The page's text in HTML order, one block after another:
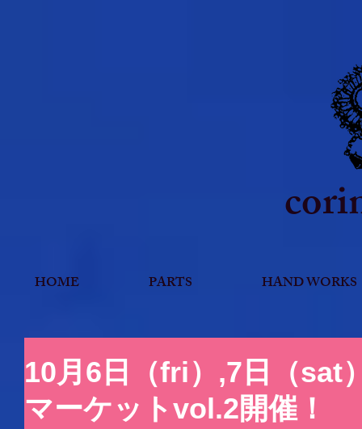
HOME PARTS HAND WORKS
10月6日（fri）,7日（sat
マーケットvol.2開催！